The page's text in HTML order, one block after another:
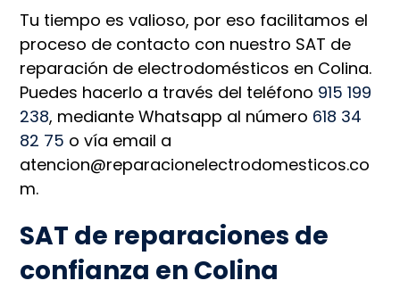
Tu tiempo es valioso, por eso facilitamos el
proceso de contacto con nuestro SAT de
reparación de electrodomésticos en Colina.
Puedes hacerlo a través del teléfono 915 199
238, mediante Whatsapp al número 618 34
82 75 o vía email a
atencion@reparacionelectrodomesticos.co
m.
SAT de reparaciones de
confianza en Colina